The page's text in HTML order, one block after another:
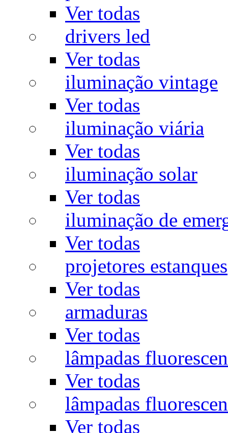
Ver todas
drivers led
Ver todas
iluminação vintage
Ver todas
iluminação viária
Ver todas
iluminação solar
Ver todas
iluminação de
Ver todas
projetores estanques
Ver todas
armaduras
Ver todas
lâmpadas
Ver todas
lâmpadas
Ver todas